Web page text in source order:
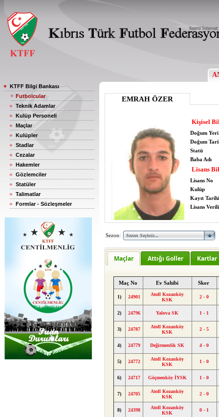
KTFF Bilgi Bankası
Futbolcular
Teknik Adamlar
Kulüp Personeli
Maçlar
Kulüpler
Stadlar
Cezalar
Hakemler
Gözlemciler
Statüler
Talimatlar
Formlar - Sözleşmeler
EMRAH ÖZER
Kişisel
Doğum Yeri
Doğum
Statü
Baba Adı
Lisans
Lisans No
Kulüp
Kayıt Tarihi
Lisans
Sezon:
Maçlar Attığı Goller Kartlar
Maç No Ev Sahibi Skor
1) 24901
Atoll Kozanköy
KSK
2 - 0
2) 24796 Yalova SK 1 - 1
3) 24787
Atoll Kozanköy
KSK
2 - 5
4) 24779 Değirmenlik SK 4 - 0
5) 24772
Atoll Kozanköy
KSK
1 - 0
6) 24717 Göçmenköy İYSK 1 - 0
7) 24705
Atoll Kozanköy
KSK
2 - 0
8) 24398
Atoll Kozanköy
KSK
0 - 1